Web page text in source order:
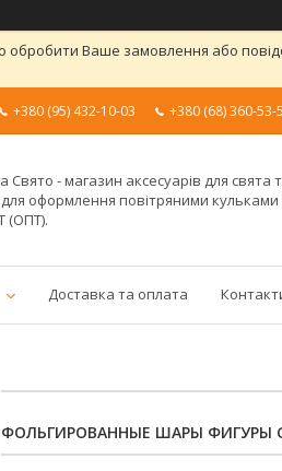
Ваше замовлення або
+380 (95) 432-10-03 +380 (68) 360-53-
Свято - магазин аксесуарів для свята
оформлення повітряними кульками
(ОПТ).
Доставка та оплата
ФОЛЬГИРОВАННЫЕ ШАРЫ ФИГУРЫ